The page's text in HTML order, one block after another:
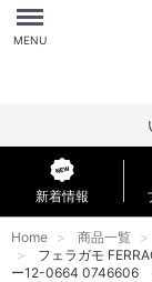
Menu
MENU
新着情報
Home 商品一覧
フェラガモ
ー12-0664 0746606